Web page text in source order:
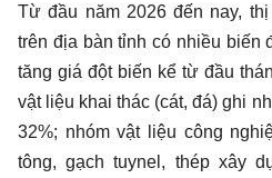
Từ đầu năm 2026 đến nay,
trên địa bàn tỉnh có nhiều biến
tăng giá đột biến kể từ đầu
vật liệu khai thác (cát, đá) ghi
32%; nhóm vật liệu công
tông, gạch tuynel, thép xây